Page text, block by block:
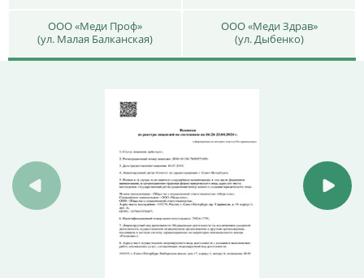
ООО «Меди Проф»
(ул. Малая Балканская)
ООО «Меди Здрав»
(ул. Дыбенко)